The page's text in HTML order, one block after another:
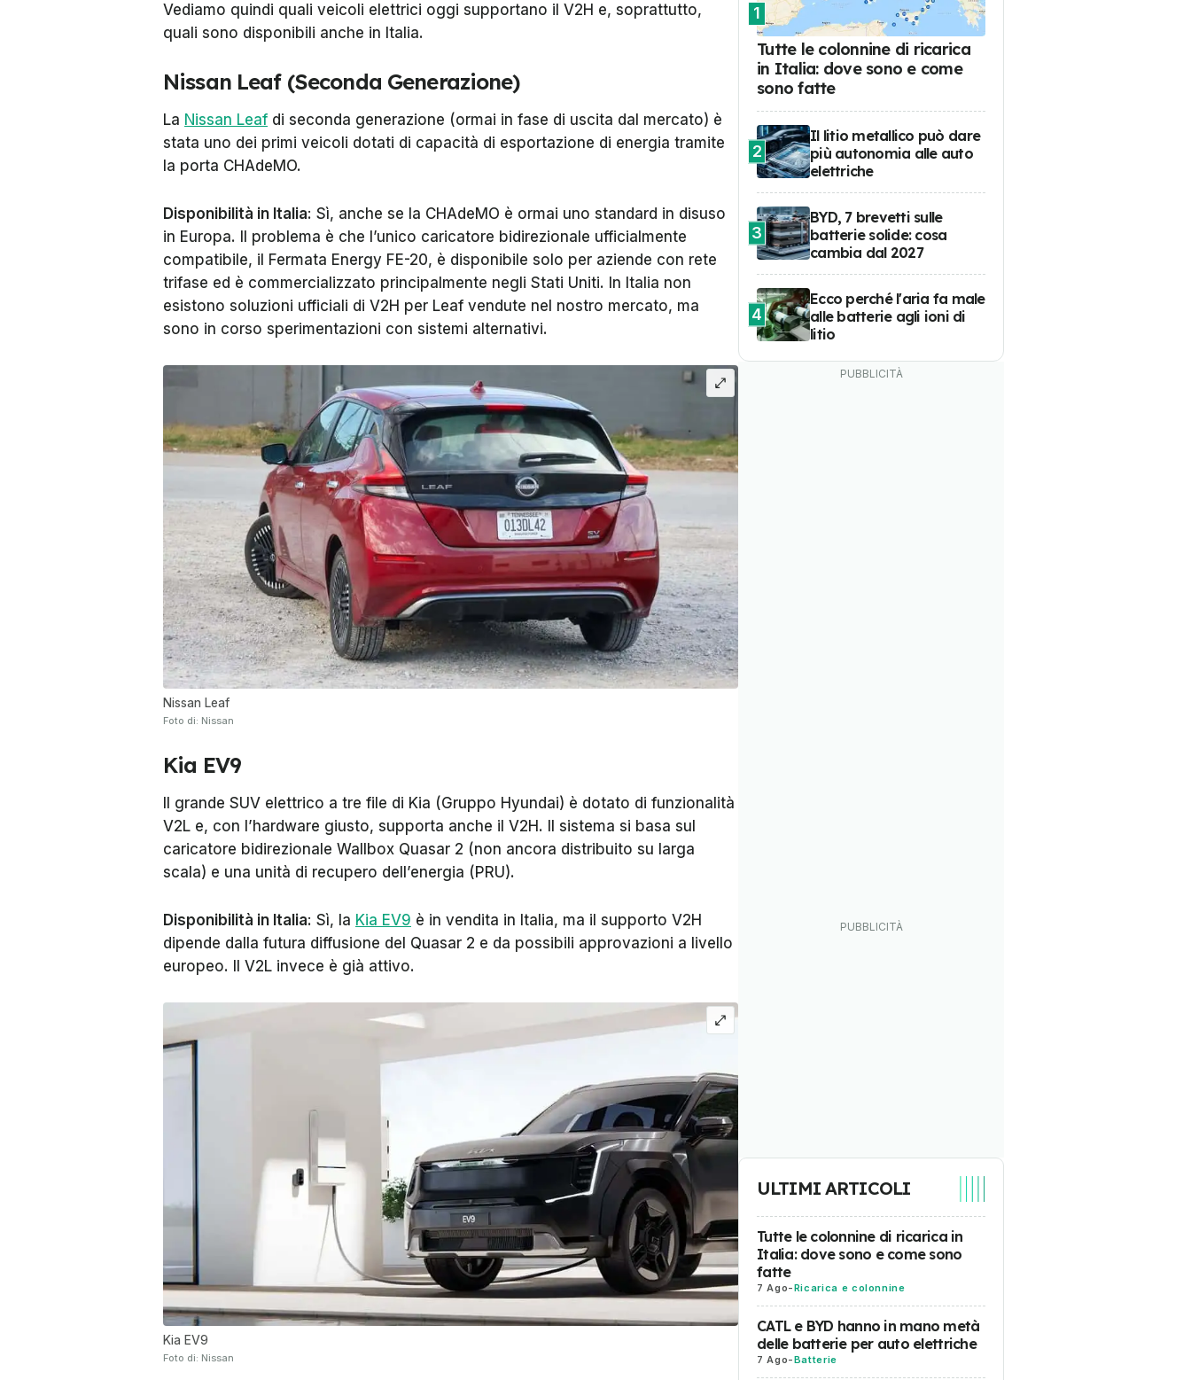
Vediamo quindi quali veicoli elettrici oggi supportano il V2H e, soprattutto,
quali sono disponibili anche in Italia.
Nissan Leaf (Seconda Generazione)
La Nissan Leaf di seconda generazione (ormai in fase di uscita dal mercato) è
stata uno dei primi veicoli dotati di capacità di esportazione di energia tramite
la porta CHAdeMO.
Disponibilità in Italia: Sì, anche se la CHAdeMO è ormai uno standard in disuso
in Europa. Il problema è che l’unico caricatore bidirezionale ufficialmente
compatibile, il Fermata Energy FE-20, è disponibile solo per aziende con rete
trifase ed è commercializzato principalmente negli Stati Uniti. In Italia non
esistono soluzioni ufficiali di V2H per Leaf vendute nel nostro mercato, ma
sono in corso sperimentazioni con sistemi alternativi.
Nissan Leaf
Foto di: Nissan
Kia EV9
Il grande SUV elettrico a tre file di Kia (Gruppo Hyundai) è dotato di funzionalità
V2L e, con l’hardware giusto, supporta anche il V2H. Il sistema si basa sul
caricatore bidirezionale Wallbox Quasar 2 (non ancora distribuito su larga
scala) e una unità di recupero dell’energia (PRU).
Disponibilità in Italia: Sì, la Kia EV9 è in vendita in Italia, ma il supporto V2H
dipende dalla futura diffusione del Quasar 2 e da possibili approvazioni a livello
europeo. Il V2L invece è già attivo.
Kia EV9
Foto di: Nissan
1
Tutte le colonnine di ricarica
in Italia: dove sono e come
sono fatte
2
Il litio metallico può dare
più autonomia alle auto
elettriche
3
BYD, 7 brevetti sulle
batterie solide: cosa
cambia dal 2027
4
Ecco perché l'aria fa male
alle batterie agli ioni di
litio
ULTIMI ARTICOLI
Tutte le colonnine di ricarica in
Italia: dove sono e come sono
fatte
7 Ago-Ricarica e colonnine
CATL e BYD hanno in mano metà
delle batterie per auto elettriche
7 Ago-Batterie